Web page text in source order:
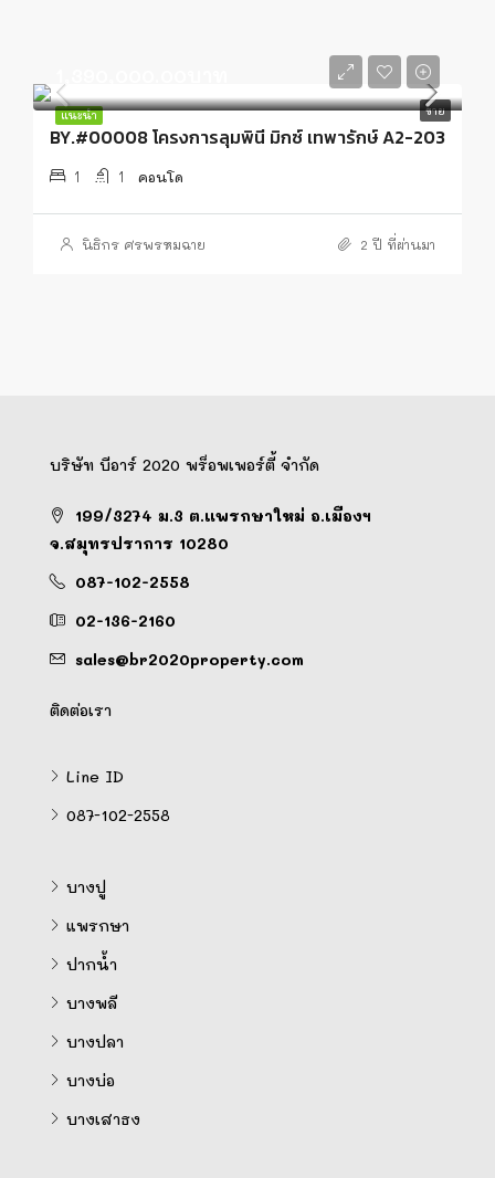
แนะนำ ขาย
BY.#00008 โครงการลุมพินี มิกซ์ เทพารักษ์ A2-203
1 1 คอนโด
นิธิกร ศรพรหมฉาย 2 ปี ที่ผ่านมา
บริษัท บีอาร์ 2020 พร็อพเพอร์ตี้ จำกัด
199/3274 ม.3 ต.แพรกษาใหม่ อ.เมืองฯ
จ.สมุทรปราการ 10280
087-102-2558
02-136-2160
sales@br2020property.com
ติดต่อเรา
Line ID
087-102-2558
บางปู
แพรกษา
ปากน้ำ
บางพลี
บางปลา
บางบ่อ
บางเสาธง